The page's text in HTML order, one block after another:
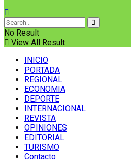
No Result
View All Result
INICIO
PORTADA
REGIONAL
ECONOMIA
DEPORTE
INTERNACIONAL
REVISTA
OPINIONES
EDITORIAL
TURISMO
Contacto